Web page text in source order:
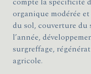
organique modérée
du sol, couverture du
l’année,
surgreffage,
agricole.